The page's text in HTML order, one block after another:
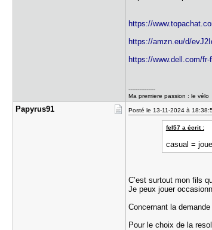
https://
https://amzn.eu/d/
https://www.dell.com/
---------------
Ma premiere passion : le vélo
Papyrus91 Posté le 13-11-2024 à
fel57 a écrit :
casual =
C’est surtout mon fils
Je peux jouer
Concernant la
Pour le choix de la